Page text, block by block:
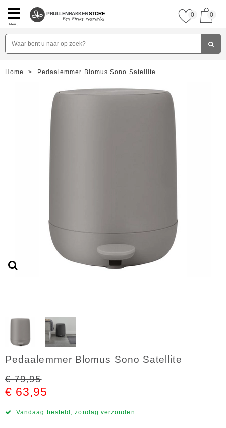
Menu
PRULLENBAKKENSTORE 0 0
Home > Pedaalemmer Blomus Sono Satellite
Pedaalemmer Blomus Sono Satellite
€ 79,95
€ 63,95
Vandaag besteld, zondag verzonden